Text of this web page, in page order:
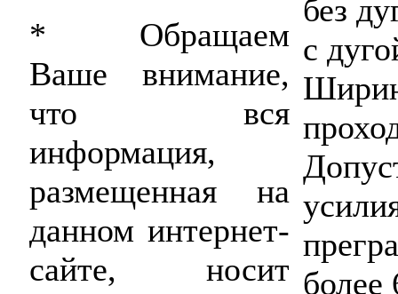
* Обращаем
Ваше внимание,
что вся
информация,
размещенная на
данном интернет-
сайте, носит
без
с
более